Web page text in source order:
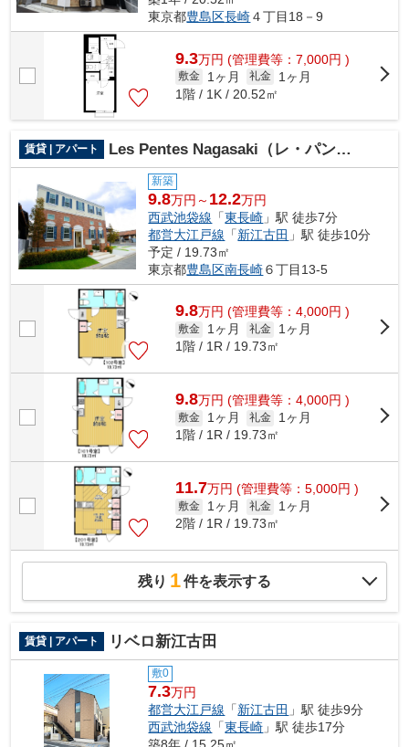
東京都豊島区長崎４丁目18－9
9.3万円 (管理費等：7,000円 )
敷金 1ヶ月 礼金
1ヶ月
1階 / 1K / 20.52㎡
賃貸 | アパート Les Pentes Nagasaki（レ・パント・ナガサキ）
新築
9.8万円～ 12.2万円
西武池袋線 「東長崎 」駅 徒歩7分
都営大江戸線 「新江古田 」駅 徒歩10分
予定 / 19.73㎡
東京都豊島区南長崎６丁目13-5
9.8万円 (管理費等：4,000円 )
敷金 1ヶ月 礼金
1ヶ月
1階 / 1R / 19.73㎡
9.8万円 (管理費等：4,000円 )
敷金 1ヶ月 礼金
1ヶ月
1階 / 1R / 19.73㎡
11.7万円 (管理費等：5,000円 )
敷金 1ヶ月 礼金
1ヶ月
2階 / 1R / 19.73㎡
残り 1件を表示する
賃貸 | アパート リベロ新江古田
敷0
7.3万円
都営大江戸線 「新江古田 」駅 徒歩9分
西武池袋線 「東長崎 」駅 徒歩17分
築8年 / 15.25㎡